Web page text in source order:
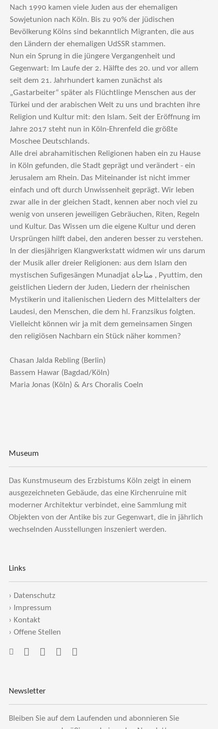
Nach 1990 kamen viele Juden aus der ehemaligen
Sowjetunion nach Köln. Bis zu 90% der jüdischen
Bevölkerung Kölns sind bekanntlich Migranten, die aus
den Ländern der ehemaligen UdSSR stammen.
Nun ein Sprung in die jüngere Vergangenheit und
Gegenwart: Im Laufe der 2. Hälfte des 20. und vor allem
seit dem 21. Jahrhundert kamen zunächst als
„Gastarbeiter“ später als Flüchtlinge Menschen aus der
Türkei und der arabischen Welt zu uns und brachten ihre
Religion und Kultur mit: den Islam. Seit der Eröffnung im
Jahre 2017 steht nun in Köln-Ehrenfeld die größte
Moschee Deutschlands.
Alle drei abrahamitischen Religionen haben ein zu Hause
in Köln gefunden, die Stadt geprägt und verändert - ein
Jerusalem am Rhein. Das Miteinander ist nicht immer
einfach und oft durch Unwissenheit geprägt. Wir leben
zwar alle in der gleichen Stadt, kennen aber noch viel zu
wenig von unseren jeweiligen Gebräuchen, Riten, Regeln
und Kultur. Das Wissen um die eigene Kultur und deren
Ursprüngen hilft dabei, den anderen besser zu verstehen.
In der diesjährigen Klangwerkstatt widmen wir uns darum
der Musik aller dreier Religionen: aus dem Islam den
mystischen Sufigesängen Munadjat مناجاة , Pyuttim, den
geistlichen Liedern der Juden, Liedern der rheinischen
Mystikerin und italienischen Liedern des Mittelalters der
Laudesi, den Menschen, die dem hl. Franzsikus folgten.
Vielleicht können wir ja mit dem gemeinsamen Singen
den religiösen Nachbarn ein Stück näher kommen?
Chasan Jalda Rebling (Berlin)
Bassem Hawar (Bagdad/Köln)
Maria Jonas (Köln) & Ars Choralis Coeln
Museum
Das Kunstmuseum des Erzbistums Köln zeigt in einem
ausgezeichneten Gebäude, das eine Kirchenruine mit
moderner Architektur verbindet, eine Sammlung mit
Objekten von der Antike bis zur Gegenwart, die in jährlich
wechselnden Ausstellungen inszeniert werden.
Links
› Datenschutz
›
Impressum
› Kontakt
› Offene Stellen
Newsletter
Bleiben Sie auf dem Laufenden und abonnieren Sie